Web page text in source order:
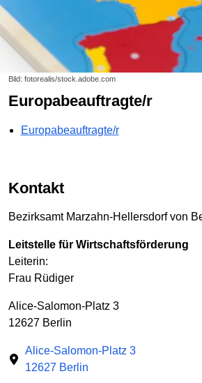
Bild: fotorealis/stock.adobe.com
Europabeauftragte/r
Europabeauftragte/r
Kontakt
Bezirksamt Marzahn-Hellersdorf von
Leitstelle für Wirtschaftsförderung
Leiterin:
Frau Rüdiger
Alice-Salomon-Platz 3
12627 Berlin
Alice-Salomon-Platz 3
12627 Berlin